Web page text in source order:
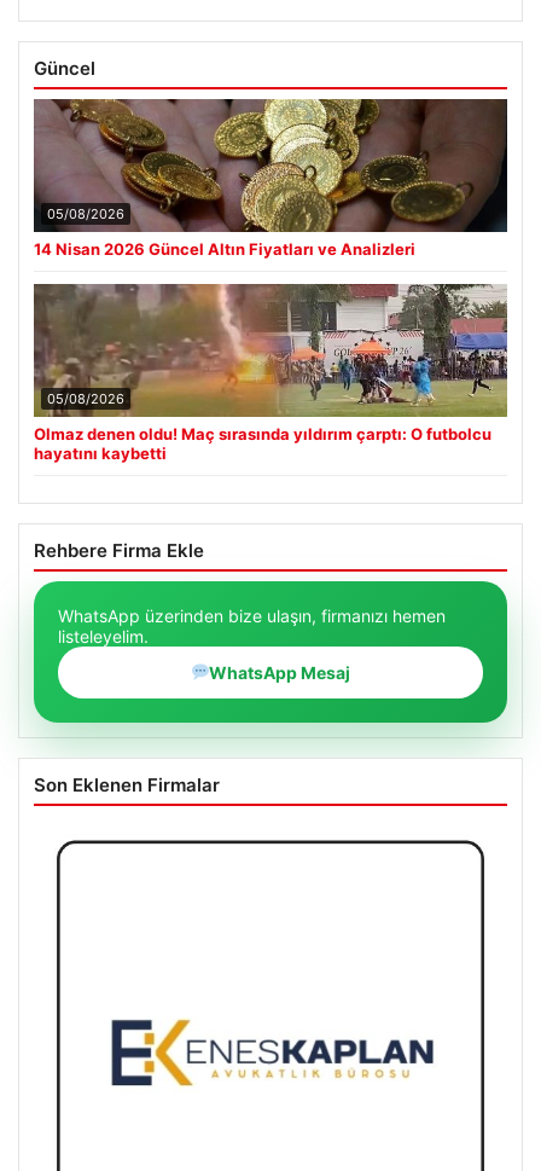
Güncel
05/08/2026
14 Nisan 2026 Güncel Altın Fiyatları ve Analizleri
05/08/2026
Olmaz denen oldu! Maç sırasında yıldırım çarptı: O futbolcu
hayatını kaybetti
Rehbere Firma Ekle
WhatsApp üzerinden bize ulaşın, firmanızı hemen
listeleyelim.
WhatsApp Mesaj
Son Eklenen Firmalar